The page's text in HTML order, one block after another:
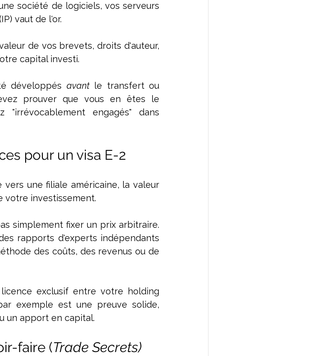
société de logiciels, vos serveurs
vaut de l'or.
de vos brevets, droits d'auteur,
capital investi.
développés avant le transfert ou
prouver que vous en êtes le
engagés" dans
pour un visa E-2
une filiale américaine, la valeur
votre investissement.
simplement fixer un prix arbitraire.
rapports d'experts indépendants
des coûts, des revenus ou de
exclusif entre votre holding
exemple est une preuve solide,
un apport en capital.
faire (Trade Secrets)